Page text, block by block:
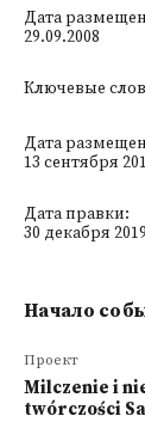
Дата
29.09.2008
Ключевые
Дата
13 сентября
Дата правки:
30 декабря
Начало
Проект
Milczenie i
twórczości